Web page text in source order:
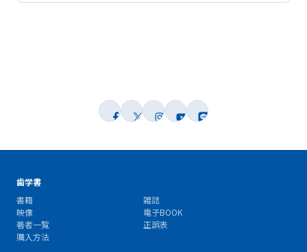
歯学書
書籍
雑誌
映像
電子BOOK
著者一覧
正誤表
購入方法